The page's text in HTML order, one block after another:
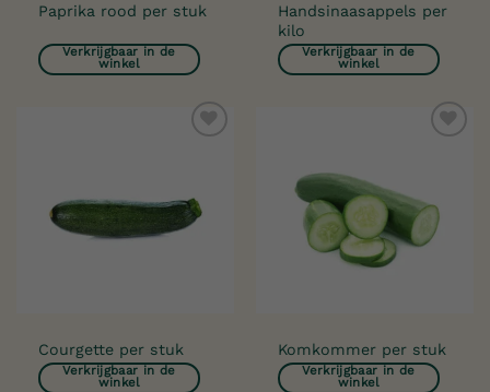
Paprika rood per stuk
Verkrijgbaar in de
winkel
Handsinaasappels per
kilo
Verkrijgbaar in de
winkel
Courgette per stuk
Verkrijgbaar in de
winkel
Komkommer per stuk
Verkrijgbaar in de
winkel